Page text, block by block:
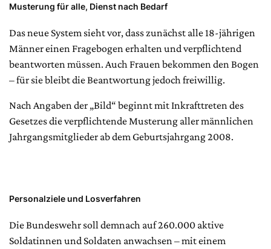
Musterung für alle, Dienst nach Bedarf
Das neue System sieht vor, dass zunächst alle 18-jährigen
Männer einen Fragebogen erhalten und verpflichtend
beantworten müssen. Auch Frauen bekommen den Bogen
– für sie bleibt die Beantwortung jedoch freiwillig.
Nach Angaben der „Bild“ beginnt mit Inkrafttreten des
Gesetzes die verpflichtende Musterung aller männlichen
Jahrgangsmitglieder ab dem Geburtsjahrgang 2008.
Personalziele und Losverfahren
Die Bundeswehr soll demnach auf 260.000 aktive
Soldatinnen und Soldaten anwachsen – mit einem